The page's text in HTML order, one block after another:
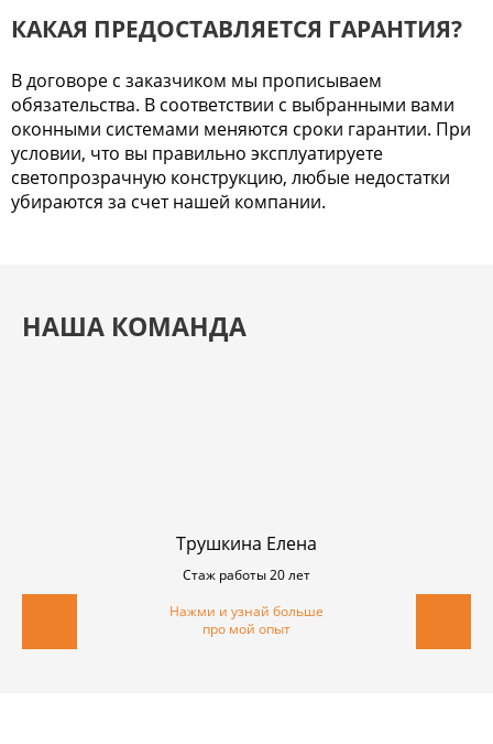
КАКАЯ ПРЕДОСТАВЛЯЕТСЯ ГАРАНТИЯ?
В договоре с заказчиком мы прописываем
обязательства. В соответствии с выбранными вами
оконными системами меняются сроки гарантии. При
условии, что вы правильно эксплуатируете
светопрозрачную конструкцию, любые недостатки
убираются за счет нашей компании.
НАША КОМАНДА
Трушкина Елена
Стаж работы 20 лет
Нажми и узнай больше
про мой опыт